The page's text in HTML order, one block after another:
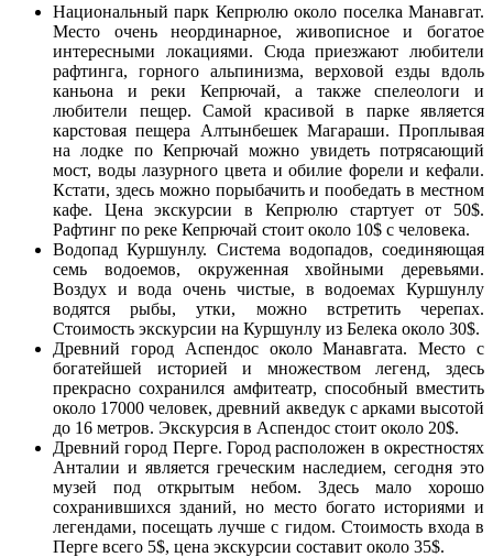
Национальный парк Кепрюлю около поселка Манавгат.
Место очень неординарное, живописное и богатое
интересными локациями. Сюда приезжают любители
рафтинга, горного альпинизма, верховой езды вдоль
каньона и реки Кепрючай, а также спелеологи и
любители пещер. Самой красивой в парке является
карстовая пещера Алтынбешек Магараши. Проплывая
на лодке по Кепрючай можно увидеть потрясающий
мост, воды лазурного цвета и обилие форели и кефали.
Кстати, здесь можно порыбачить и пообедать в местном
кафе. Цена экскурсии в Кепрюлю стартует от 50$.
Рафтинг по реке Кепрючай стоит около 10$ с человека.
Водопад Куршунлу. Система водопадов, соединяющая
семь водоемов, окруженная хвойными деревьями.
Воздух и вода очень чистые, в водоемах Куршунлу
водятся рыбы, утки, можно встретить черепах.
Стоимость экскурсии на Куршунлу из Белека около 30$.
Древний город Аспендос около Манавгата. Место с
богатейшей историей и множеством легенд, здесь
прекрасно сохранился амфитеатр, способный вместить
около 17000 человек, древний акведук с арками высотой
до 16 метров. Экскурсия в Аспендос стоит около 20$.
Древний город Перге. Город расположен в окрестностях
Анталии и является греческим наследием, сегодня это
музей под открытым небом. Здесь мало хорошо
сохранившихся зданий, но место богато историями и
легендами, посещать лучше с гидом. Стоимость входа в
Перге всего 5$, цена экскурсии составит около 35$.